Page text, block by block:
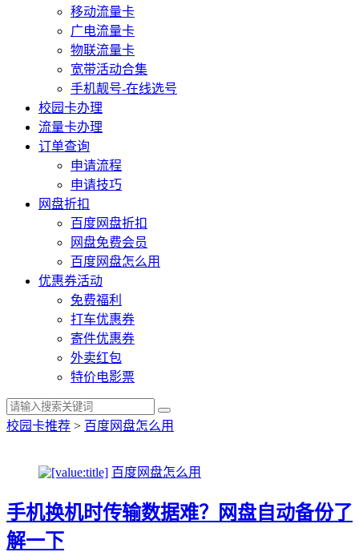
移动流量卡
广电流量卡
物联流量卡
宽带活动合集
手机靓号-在线选号
校园卡办理
流量卡办理
订单查询
申请流程
申请技巧
网盘折扣
百度网盘折扣
网盘免费会员
百度网盘怎么用
优惠券活动
免费福利
打车优惠券
寄件优惠券
外卖红包
特价电影票
校园卡推荐 > 百度网盘怎么用
百度网盘怎么用
手机换机时传输数据难？网盘自动备份了
解一下